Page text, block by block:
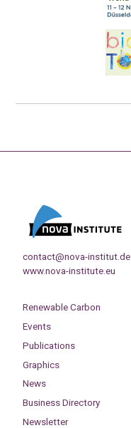
contact@nova-institut.de
www.nova-institute.eu
Renewable Carbon
Events
Publications
Graphics
News
Business Directory
Newsletter